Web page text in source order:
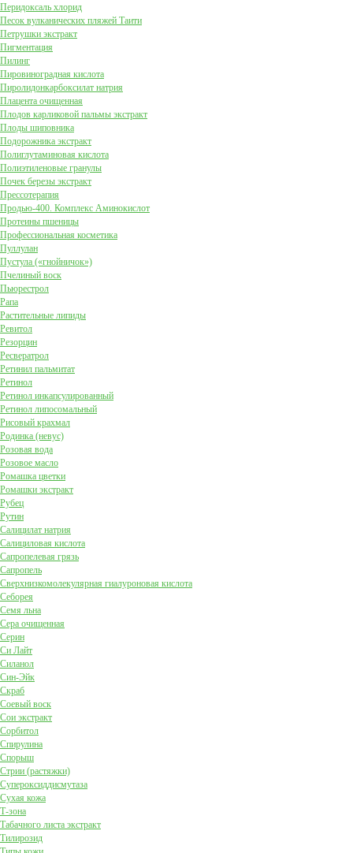
Перидоксаль хлорид
Песок вулканических пляжей Таити
Петрушки экстракт
Пигментация
Пилинг
Пировиноградная кислота
Пиролидонкарбоксилат натрия
Плацента очищенная
Плодов карликовой пальмы экстракт
Плоды шиповника
Подорожника экстракт
Полиглутаминовая кислота
Полиэтиленовые гранулы
Почек березы экстракт
Прессотерапия
Продью-400. Комплекс Аминокислот
Протеины пшеницы
Профессиональная косметика
Пуллулан
Пустула («гнойничок»)
Пчелиный воск
Пьюрестрол
Рапа
Растительные липиды
Ревитол
Резорцин
Ресвератрол
Ретинил пальмитат
Ретинол
Ретинол инкапсулированный
Ретинол липосомальный
Рисовый крахмал
Родинка (невус)
Розовая вода
Розовое масло
Ромашка цветки
Ромашки экстракт
Рубец
Рутин
Салицилат натрия
Салициловая кислота
Сапропелевая грязь
Сапропель
Сверхнизкомолекулярная гиалуроновая кислота
Себорея
Семя льна
Сера очищенная
Серин
Си Лайт
Силанол
Син-Эйк
Скраб
Соевый воск
Сои экстракт
Сорбитол
Спирулина
Спорыш
Стрии (растяжки)
Супероксиддисмутаза
Сухая кожа
Т-зона
Табачного листа экстракт
Тилирозид